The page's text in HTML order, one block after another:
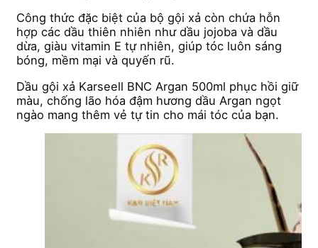
Công thức đặc biệt của bộ gội xả còn chứa hỗn
hợp các dầu thiên nhiên như dầu jojoba và dầu
dừa, giàu vitamin E tự nhiên, giúp tóc luôn sáng
bóng, mềm mại và quyến rũ.
Dầu gội xả Karseell BNC Argan 500ml phục hồi giữ
màu, chống lão hóa đậm hương dầu Argan ngọt
ngào mang thêm vẻ tự tin cho mái tóc của bạn.